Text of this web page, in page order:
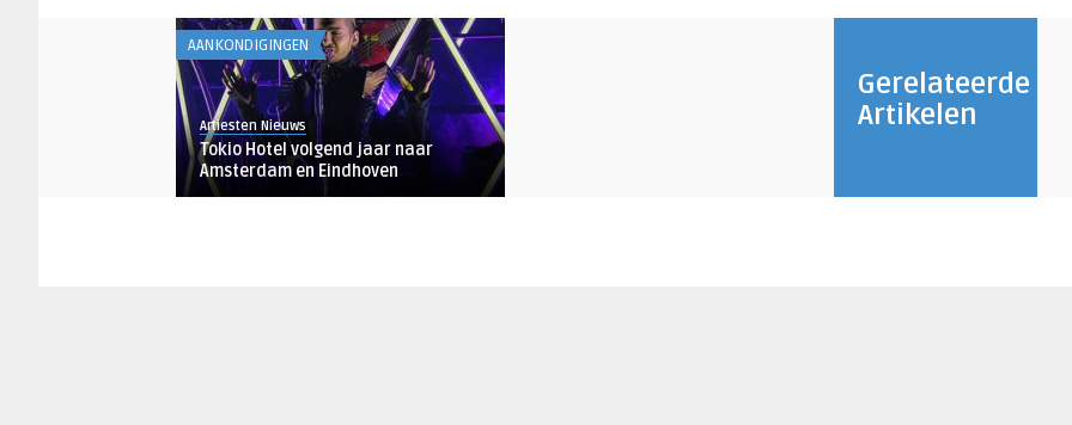
Gerelateerde
Artikelen
AANKONDIGINGEN
Artiesten Nieuws
Tokio Hotel volgend jaar naar
Amsterdam en Eindhoven